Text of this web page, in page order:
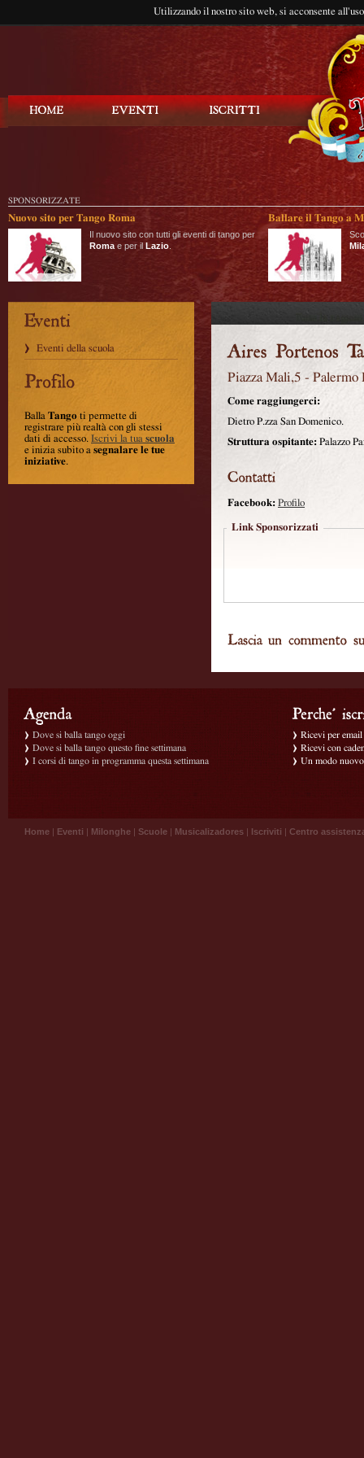
Utilizzando il nostro sito web, si acconsente
SPONSORIZZATE
Nuovo sito per Tango Roma
Il nuovo sito con tutti gli eventi di tango per
Roma e per il Lazio
Ballare il Tango a
Eventi della scuola
Balla Tango ti permette di
registrare più realtà con gli stessi
dati di accesso. Iscrivi la tua scuola
e inizia subito a segnalare le tue
iniziative.
Piazza Mali,5 - Palermo
Come raggiungerci:
Dietro P.zza San Domenico.
Struttura ospitante: Palazzo
Facebook: Profilo
Link Sponsorizzati
Dove si balla tango oggi
Dove si balla tango questo fine settimana
I corsi di tango in programma questa settimana
Ricevi per
Ricevi con
Un modo
Home | Eventi | Milonghe | Scuole | Musicalizadores | Iscriviti | Centro